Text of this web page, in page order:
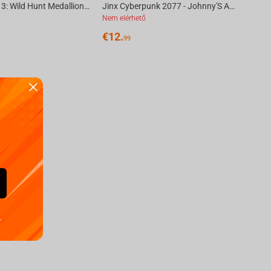
The Witcher 3: Wild Hunt Medallion and Chain with LED Eyes-N/A-N/A Jinx Cyberpunk 2077 - Johnny'S Army Dog Tags Neckless Silver
Nem elérhető
€12.99